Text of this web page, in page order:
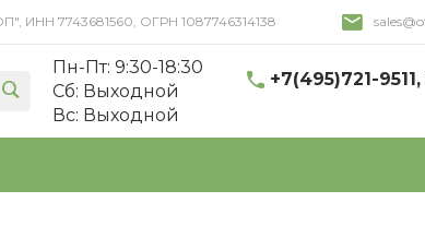
ИНН 7743681560, ОГРН 1087746314138
Пн-Пт: 9:30-18:30
Cб: Выходной
Вс: Выходной
+7(495)721-